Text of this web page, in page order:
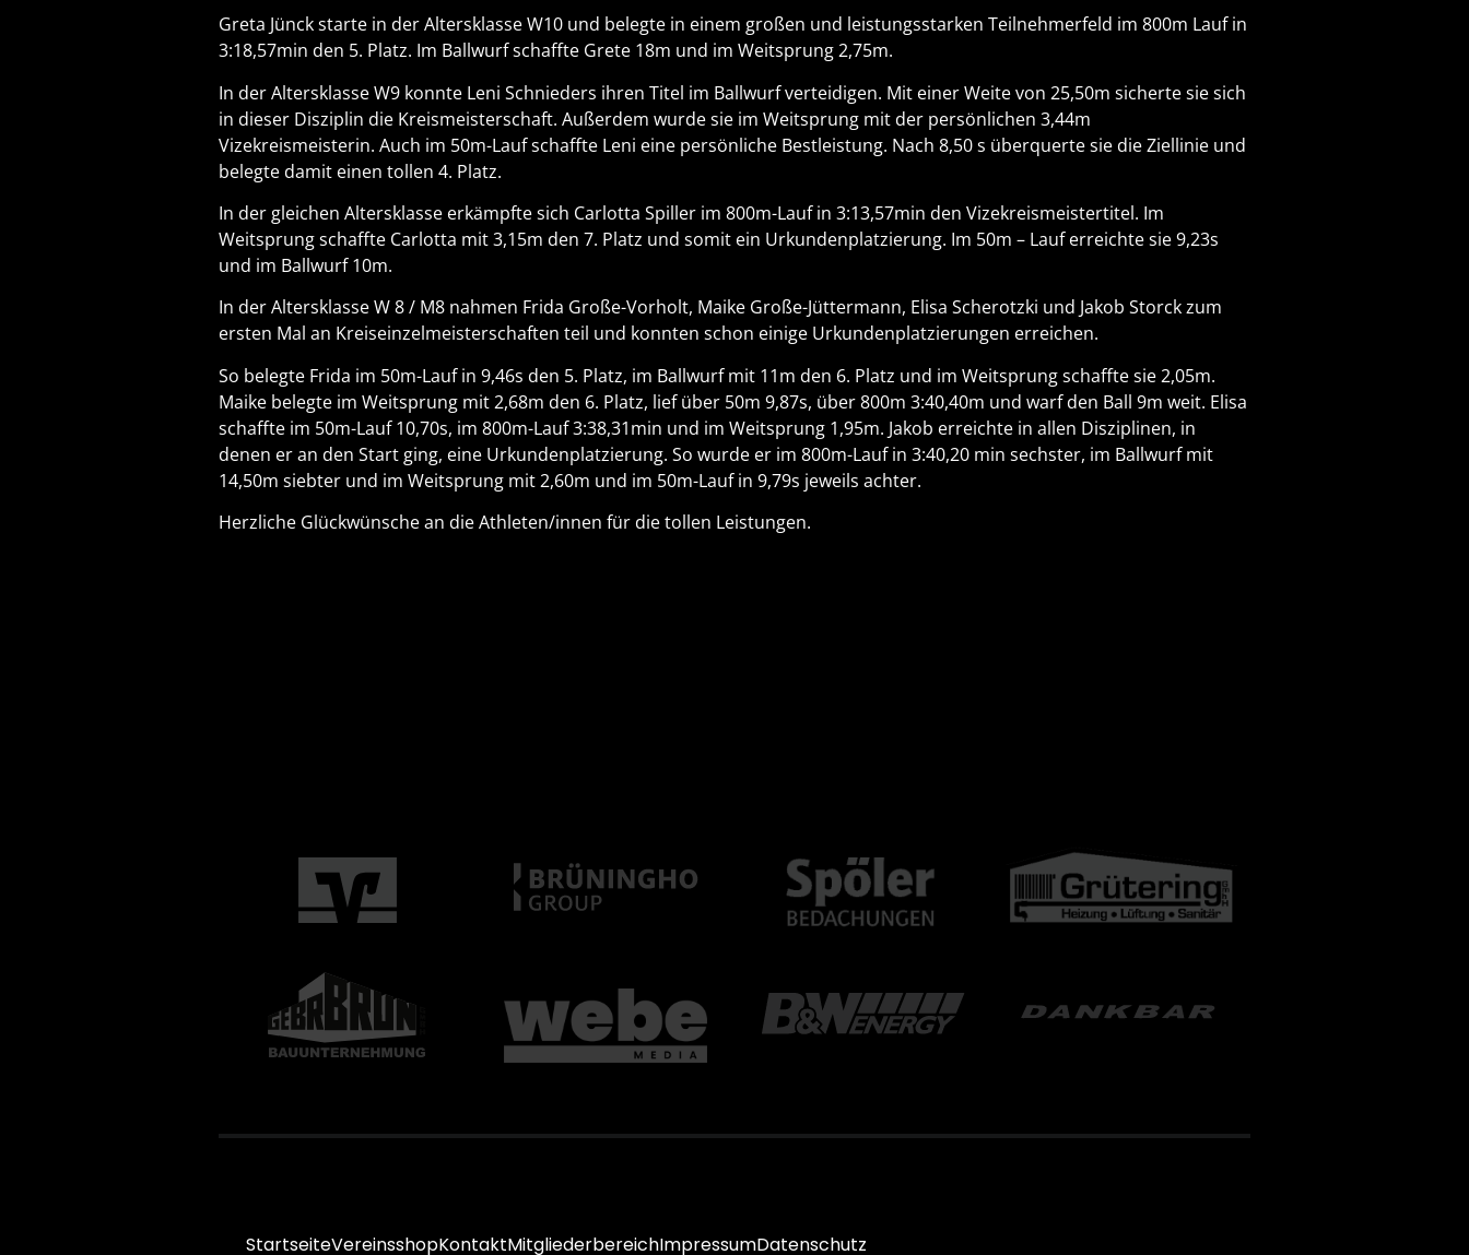
Greta Jünck starte in der Altersklasse W10 und belegte in einem großen und leistungsstarken Teilnehmerfeld im 800m Lauf in
3:18,57min den 5. Platz. Im Ballwurf schaffte Grete 18m und im Weitsprung 2,75m.
In der Altersklasse W9 konnte Leni Schnieders ihren Titel im Ballwurf verteidigen. Mit einer Weite von 25,50m sicherte sie sich
in dieser Disziplin die Kreismeisterschaft. Außerdem wurde sie im Weitsprung mit der persönlichen 3,44m
Vizekreismeisterin. Auch im 50m-Lauf schaffte Leni eine persönliche Bestleistung. Nach 8,50 s überquerte sie die Ziellinie und
belegte damit einen tollen 4. Platz.
In der gleichen Altersklasse erkämpfte sich Carlotta Spiller im 800m-Lauf in 3:13,57min den Vizekreismeistertitel. Im
Weitsprung schaffte Carlotta mit 3,15m den 7. Platz und somit ein Urkundenplatzierung. Im 50m – Lauf erreichte sie 9,23s
und im Ballwurf 10m.
In der Altersklasse W 8 / M8 nahmen Frida Große-Vorholt, Maike Große-Jüttermann, Elisa Scherotzki und Jakob Storck zum
ersten Mal an Kreiseinzelmeisterschaften teil und konnten schon einige Urkundenplatzierungen erreichen.
So belegte Frida im 50m-Lauf in 9,46s den 5. Platz, im Ballwurf mit 11m den 6. Platz und im Weitsprung schaffte sie 2,05m.
Maike belegte im Weitsprung mit 2,68m den 6. Platz, lief über 50m 9,87s, über 800m 3:40,40m und warf den Ball 9m weit. Elisa
schaffte im 50m-Lauf 10,70s, im 800m-Lauf 3:38,31min und im Weitsprung 1,95m. Jakob erreichte in allen Disziplinen, in
denen er an den Start ging, eine Urkundenplatzierung. So wurde er im 800m-Lauf in 3:40,20 min sechster, im Ballwurf mit
14,50m siebter und im Weitsprung mit 2,60m und im 50m-Lauf in 9,79s jeweils achter.
Herzliche Glückwünsche an die Athleten/innen für die tollen Leistungen.
StartseiteVereinsshopKontaktMitgliederbereichImpressumDatenschutz